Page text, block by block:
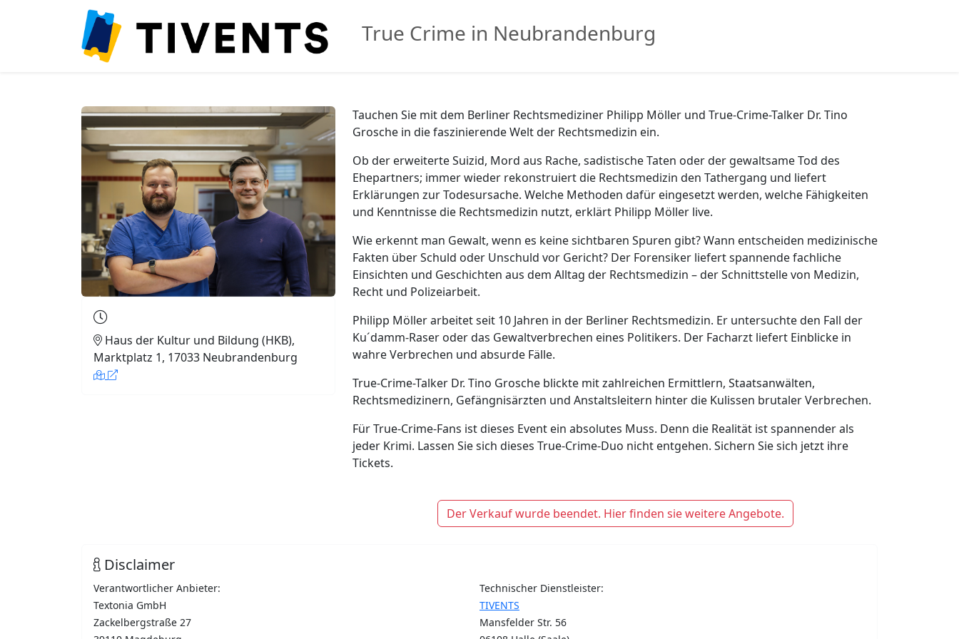
True Crime in Neubrandenburg
Haus der Kultur und Bildung (HKB),
Marktplatz 1, 17033 Neubrandenburg
Tauchen Sie mit dem Berliner Rechtsmediziner Philipp Möller und True-Crime-Talker Dr. Tino
Grosche in die faszinierende Welt der Rechtsmedizin ein.
Ob der erweiterte Suizid, Mord aus Rache, sadistische Taten oder der gewaltsame Tod des
Ehepartners; immer wieder rekonstruiert die Rechtsmedizin den Tathergang und liefert
Erklärungen zur Todesursache. Welche Methoden dafür eingesetzt werden, welche Fähigkeiten
und Kenntnisse die Rechtsmedizin nutzt, erklärt Philipp Möller live.
Wie erkennt man Gewalt, wenn es keine sichtbaren Spuren gibt? Wann entscheiden medizinische
Fakten über Schuld oder Unschuld vor Gericht? Der Forensiker liefert spannende fachliche
Einsichten und Geschichten aus dem Alltag der Rechtsmedizin – der Schnittstelle von Medizin,
Recht und Polizeiarbeit.
Philipp Möller arbeitet seit 10 Jahren in der Berliner Rechtsmedizin. Er untersuchte den Fall der
Ku´damm-Raser oder das Gewaltverbrechen eines Politikers. Der Facharzt liefert Einblicke in
wahre Verbrechen und absurde Fälle.
True-Crime-Talker Dr. Tino Grosche blickte mit zahlreichen Ermittlern, Staatsanwälten,
Rechtsmedizinern, Gefängnisärzten und Anstaltsleitern hinter die Kulissen brutaler Verbrechen.
Für True-Crime-Fans ist dieses Event ein absolutes Muss. Denn die Realität ist spannender als
jeder Krimi. Lassen Sie sich dieses True-Crime-Duo nicht entgehen. Sichern Sie sich jetzt ihre
Tickets.
Der Verkauf wurde beendet. Hier finden sie weitere Angebote.
Disclaimer
Verantwortlicher Anbieter:
Textonia GmbH
Zackelbergstraße 27
Technischer Dienstleister:
TIVENTS
Mansfelder Str. 56